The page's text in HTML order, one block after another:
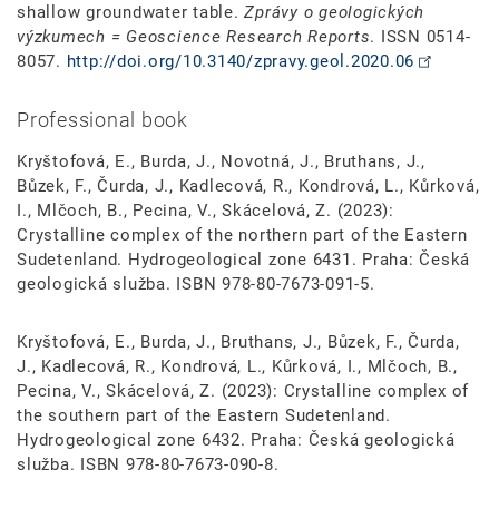
shallow groundwater table.Zprávy o geologických
výzkumech = Geoscience Research Reports. ISSN 0514-
8057. http://doi.org/10.3140/zpravy.geol.2020.06
Professional book
Kryštofová, E., Burda, J., Novotná, J., Bruthans, J.,
Bůzek, F., Čurda, J., Kadlecová, R., Kondrová, L., Kůrková,
I., Mlčoch, B., Pecina, V., Skácelová, Z. (2023):
Crystalline complex of the northern part of the Eastern
Sudetenland. Hydrogeological zone 6431. Praha: Česká
geologická služba. ISBN 978-80-7673-091-5.
Kryštofová, E., Burda, J., Bruthans, J., Bůzek, F., Čurda,
J., Kadlecová, R., Kondrová, L., Kůrková, I., Mlčoch, B.,
Pecina, V., Skácelová, Z. (2023): Crystalline complex of
the southern part of the Eastern Sudetenland.
Hydrogeological zone 6432. Praha: Česká geologická
služba. ISBN 978-80-7673-090-8.